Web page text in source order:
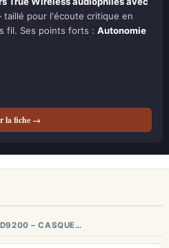
pour l'écoute critique en
fil. Ses points forts : Autonomie
la fiche →
– CASQUE…